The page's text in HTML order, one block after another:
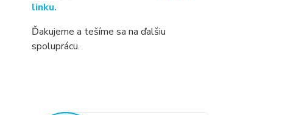
linku.
Ďakujeme a tešíme sa na ďalšiu
spoluprácu.